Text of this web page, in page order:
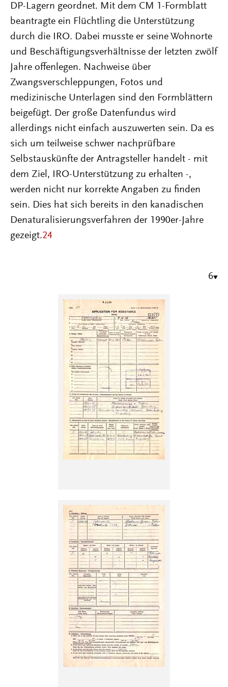
DP-Lagern geordnet. Mit dem CM 1-Formblatt
beantragte ein Flüchtling die Unterstützung
durch die IRO. Dabei musste er seine Wohnorte
und Beschäftigungsverhältnisse der letzten zwölf
Jahre offenlegen. Nachweise über
Zwangsverschleppungen, Fotos und
medizinische Unterlagen sind den Formblättern
beigefügt. Der große Datenfundus wird
allerdings nicht einfach auszuwerten sein. Da es
sich um teilweise schwer nachprüfbare
Selbstauskünfte der Antragsteller handelt - mit
dem Ziel, IRO-Unterstützung zu erhalten -,
werden nicht nur korrekte Angaben zu finden
sein. Dies hat sich bereits in den kanadischen
Denaturalisierungsverfahren der 1990er-Jahre
gezeigt.24
6